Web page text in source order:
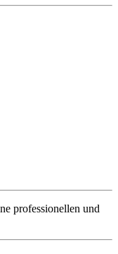
professionellen und